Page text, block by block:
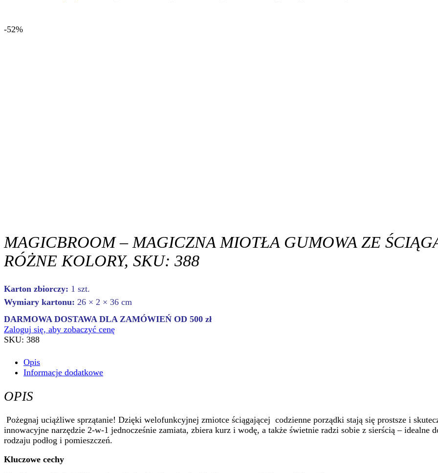
-52%
MAGICBROOM – MAGICZNA MIOTŁA GUMOWA ZE
RÓŻNE KOLORY, SKU: 388
Karton zbiorczy: 1 szt.
Wymiary kartonu: 26 × 2 × 36 cm
DARMOWA DOSTAWA DLA ZAMÓWIEŃ OD 500 zł
Zaloguj się, aby zobaczyć cenę
SKU: 388
Opis
Informacje dodatkowe
OPIS
Pożegnaj uciążliwe sprzątanie! Dzięki welofunkcyjnej zmiotce ściągającej codzienne porządki stają się prostsze i
innowacyjne narzędzie 2-w-1 jednocześnie zamiata, zbiera kurz i wodę, a także świetnie radzi sobie z sierścią – idealne
rodzaju podłog i pomieszczeń.
Kluczowe cechy